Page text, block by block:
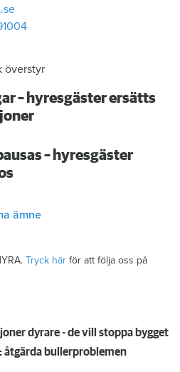
överstyr
– hyresgäster ersätts
– hyresgäster
ämne
Tryck här för att följa oss på
dyrare - de vill stoppa bygget
åtgärda bullerproblemen